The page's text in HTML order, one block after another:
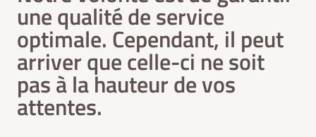
une qualité de service
optimale. Cependant, il peut
arriver que celle-ci ne soit
pas à la hauteur de vos
attentes.